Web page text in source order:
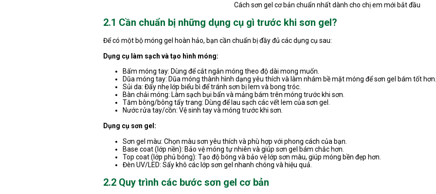
Cách sơn gel cơ bản chuẩn nhất dành cho chị em mới bắt đầu
2.1 Cần chuẩn bị những dụng cụ gì trước khi sơn gel?
Để có một bộ móng gel hoàn hảo, bạn cần chuẩn bị đầy đủ các dụng cụ sau:
Dụng cụ làm sạch và tạo hình móng:
Bấm móng tay: Dùng để cắt ngắn móng theo độ dài mong muốn.
Dũa móng tay: Dũa móng thành hình dạng yêu thích và làm nhám bề mặt móng để sơn gel bám tốt hơn.
Sủi da: Đẩy nhẹ lớp biểu bì để tránh sơn bị lem và bong tróc.
Bàn chải móng: Làm sạch bụi bẩn và mảng bám trên móng trước khi sơn.
Tăm bông/bông tẩy trang: Dùng để lau sạch các vết lem của sơn gel.
Nước rửa tay/cồn: Vệ sinh tay và móng trước khi sơn.
Dụng cụ sơn gel:
Sơn gel màu: Chọn màu sơn yêu thích và phù hợp với phong cách của bạn.
Base coat (lớp nền): Bảo vệ móng tự nhiên và giúp sơn gel bám chắc hơn.
Top coat (lớp phủ bóng): Tạo độ bóng và bảo vệ lớp sơn màu, giúp móng bền đẹp hơn.
Đèn UV/LED: Sấy khô các lớp sơn gel nhanh chóng và hiệu quả.
2.2 Quy trình các bước sơn gel cơ bản